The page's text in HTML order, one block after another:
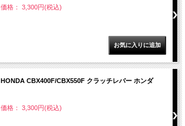
価格： 3,300円(税込)
HONDA CBX400F/CBX550F クラッチレバー ホンダ
価格： 3,300円(税込)